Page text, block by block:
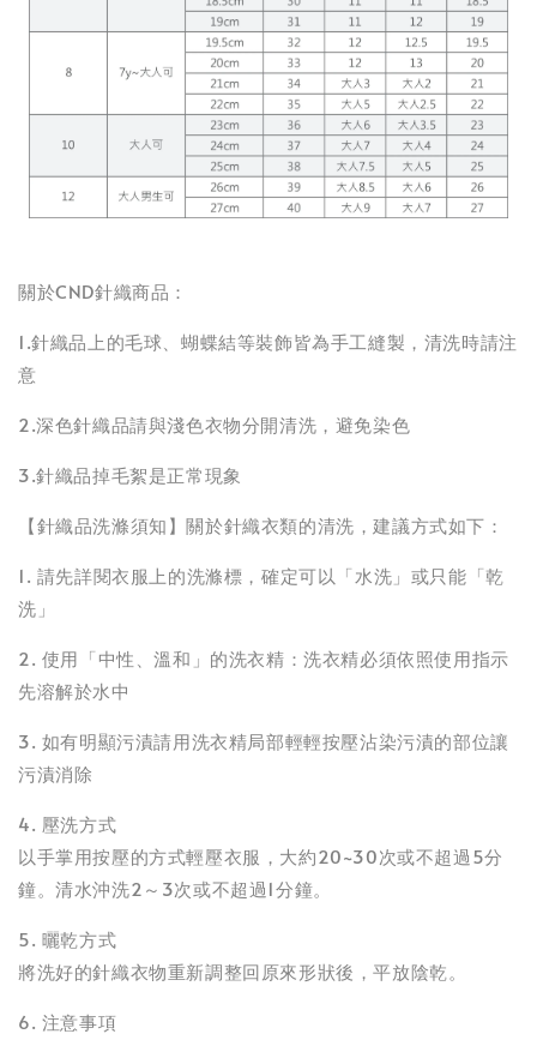
關於CND針織商品：
1.針織品上的毛球、蝴蝶結等裝飾皆為手工縫製，清洗時請注
意
2.深色針織品請與淺色衣物分開清洗，避免染色
3.針織品掉毛絮是正常現象
【針織品洗滌須知】關於針織衣類的清洗，建議方式如下：
1. 請先詳閱衣服上的洗滌標，確定可以「水洗」或只能「乾
洗」
2. 使用「中性、溫和」的洗衣精：洗衣精必須依照使用指示
先溶解於水中
3. 如有明顯污漬請用洗衣精局部輕輕按壓沾染污漬的部位讓
污漬消除
4. 壓洗方式
以手掌用按壓的方式輕壓衣服，大約20~30次或不超過5分
鐘。清水沖洗2～3次或不超過1分鐘。
5. 曬乾方式
將洗好的針織衣物重新調整回原來形狀後，平放陰乾。
6. 注意事項